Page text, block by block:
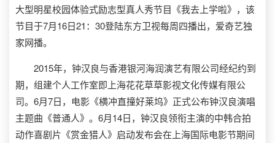
大型明星校园体验式励志型真人秀节目《我去上学啦》，该
节目于7月16日21：30登陆东方卫视每周四播出，爱奇艺独
家网播。
2015年，钟汉良与香港银河海润演艺有限公司经纪约到
期，组建个人工作室即上海花花草草影视文化传媒有限公
司。6月7日，电影《横冲直撞好莱坞》正式公布钟汉良演唱
主题曲《普通人》。6月14日，钟汉良领衔主演的中韩合拍
动作喜剧片《赏金猎人》启动发布会在上海国际电影节期间